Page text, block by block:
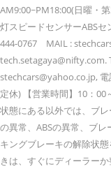
AM9:00~PM18:00(日曜・
灯スピードセンサーABSセ
444-0767 MAIL :
tech.setagaya@nifty.com.
stechcars@yahoo.co.jp,
定休) 【営業時間】10：
状態にある以外では、ブ
の異常、ABSの異常、ブ
キングブレーキの解除状
きは、すぐにディーラー